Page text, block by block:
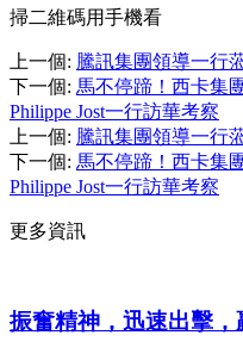
掃二維碼用手機看
上一個: 騰訊集團領導一行
下一個: 馬不停蹄！西卡集
Philippe Jost一行訪華考察
上一個: 騰訊集團領導一行
下一個: 馬不停蹄！西卡集
Philippe Jost一行訪華考察
更多資訊
振奮精神，迅速出擊，